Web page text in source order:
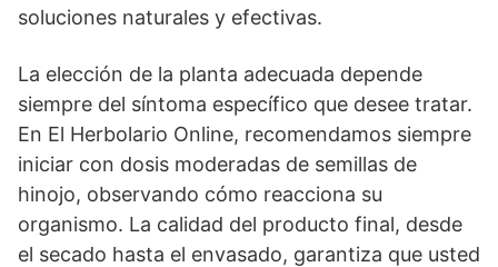
soluciones naturales y efectivas.
La elección de la planta adecuada depende
siempre del síntoma específico que desee tratar.
En El Herbolario Online, recomendamos siempre
iniciar con dosis moderadas de semillas de
hinojo, observando cómo reacciona su
organismo. La calidad del producto final, desde
el secado hasta el envasado, garantiza que usted